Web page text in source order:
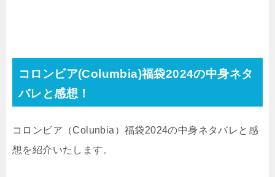
コロンビア(Columbia)福袋2024の中身ネタ
バレと感想！
コロンビア（Colunbia）福袋2024の中身ネタバレと感
想を紹介いたします。